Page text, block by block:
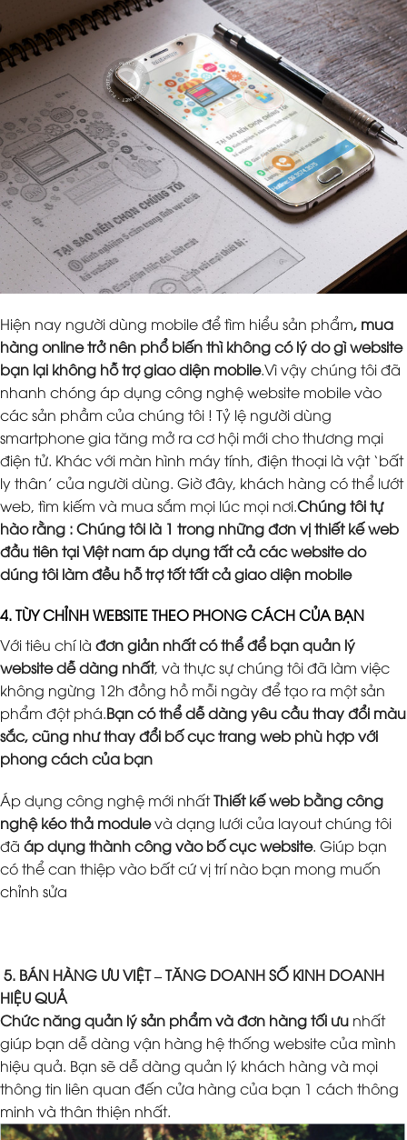
Hiện nay người dùng mobile để tìm hiểu sản phẩm, mua
hàng online trở nên phổ biến thì không có lý do gì website
bạn lại không hỗ trợ giao diện mobile.Vì vậy chúng tôi đã
nhanh chóng áp dụng công nghệ website mobile vào
các sản phầm của chúng tôi ! Tỷ lệ người dùng
smartphone gia tăng mở ra cơ hội mới cho thương mại
điện tử. Khác với màn hình máy tính, điện thoại là vật ‘bất
ly thân’ của người dùng. Giờ đây, khách hàng có thể lướt
web, tìm kiếm và mua sắm mọi lúc mọi nơi.Chúng tôi tự
hào rằng : Chúng tôi là 1 trong những đơn vị thiết kế web
đầu tiên tại Việt nam áp dụng tất cả các website do
dúng tôi làm đều hỗ trợ tốt tất cả giao diện mobile
4. TÙY CHỈNH WEBSITE THEO PHONG CÁCH CỦA BẠN
Với tiêu chí là đơn giản nhất có thể để bạn quản lý
website dễ dàng nhất, và thực sự chúng tôi đã làm việc
không ngừng 12h đồng hồ mỗi ngày để tạo ra một sản
phẩm đột phá.Bạn có thể dễ dàng yêu cầu thay đổi màu
sắc, cũng như thay đổi bố cục trang web phù hợp với
phong cách của bạn
Áp dụng công nghệ mới nhấtThiết kế web bằng công
nghệ kéo thả modulevà dạng lưới của layout chúng tôi
đã áp dụng thành công vào bố cục website. Giúp bạn
có thể can thiệp vào bất cứ vị trí nào bạn mong muốn
chỉnh sửa
5. BÁN HÀNG ƯU VIỆT – TĂNG DOANH SỐ KINH DOANH
HIỆU QUẢ
Chức năng quản lý sản phẩm và đơn hàng tối ưu nhất
giúp bạn dễ dàng vận hàng hệ thống website của mình
hiệu quả. Bạn sẽ dễ dàng quản lý khách hàng và mọi
thông tin liên quan đến cửa hàng của bạn 1 cách thông
minh và thân thiện nhất.